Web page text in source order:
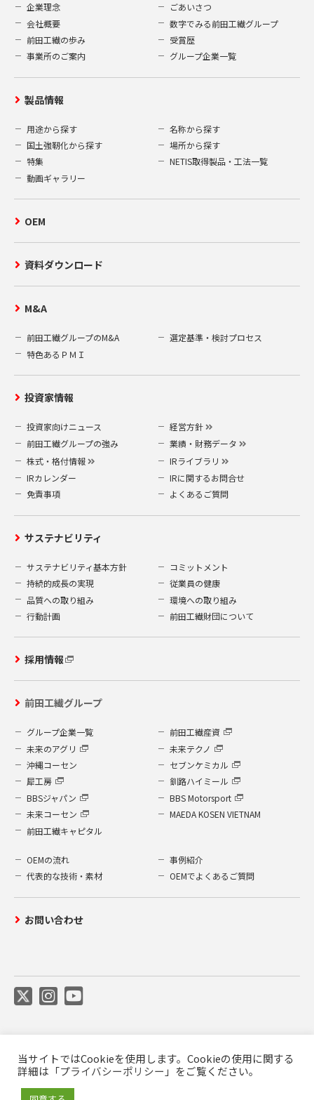
企業理念
ごあいさつ
会社概要
数字でみる前田工繊グループ
前田工繊の歩み
受賞歴
事業所のご案内
グループ企業一覧
製品情報
用途から探す
名称から探す
国土強靭化から探す
場所から探す
特集
NETIS取得製品・工法一覧
動画ギャラリー
OEM
資料ダウンロード
M&A
前田工繊グループのM&A
選定基準・検討プロセス
特色あるＰＭＩ
投資家情報
投資家向けニュース
経営方針
前田工繊グループの強み
業績・財務データ
株式・格付情報
IRライブラリ
IRカレンダー
IRに関するお問合せ
免責事項
よくあるご質問
サステナビリティ
サステナビリティ基本方針
コミットメント
持続的成長の実現
従業員の健康
品質への取り組み
環境への取り組み
行動計画
前田工繊財団について
採用情報
前田工繊グループ
グループ企業一覧
前田工繊産資
未来のアグリ
未来テクノ
沖縄コーセン
セブンケミカル
犀工房
釧路ハイミール
BBSジャパン
BBS Motorsport
未来コーセン
MAEDA KOSEN VIETNAM
前田工繊キャピタル
OEMの流れ
事例紹介
代表的な技術・素材
OEMでよくあるご質問
お問い合わせ
ご利用について
プライバシーポリシー
当サイトではCookieを使用します。Cookieの使用に関する
詳細は「プライバシーポリシー 」をご覧ください。